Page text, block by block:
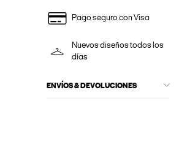
Pago seguro con Visa
Nuevos diseños todos los
días
ENVÍOS & DEVOLUCIONES